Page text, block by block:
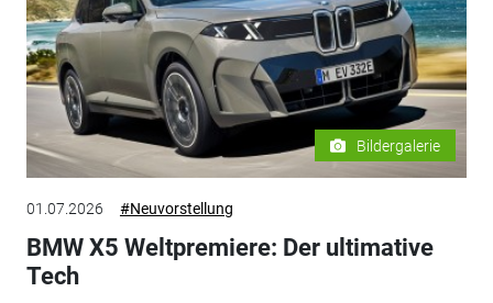
Bildergalerie
01.07.2026 #Neuvorstellung
BMW X5 Weltpremiere: Der ultimative
Tech